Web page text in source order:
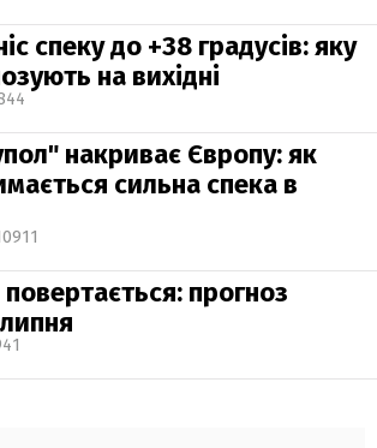
спеку до +38 градусів: яку
на вихідні
накриває Європу: як
сильна спека в
прогноз